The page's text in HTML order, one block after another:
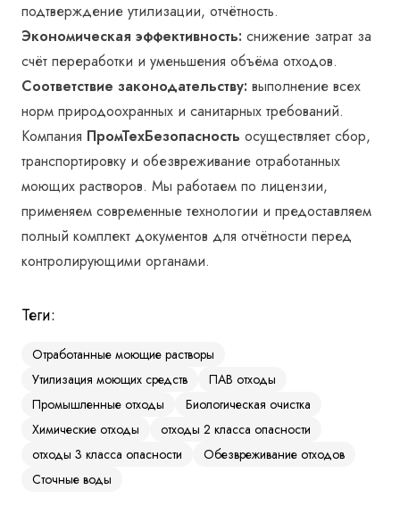
подтверждение утилизации, отчётность.
Экономическая эффективность: снижение затрат за
счёт переработки и уменьшения объёма отходов.
Соответствие законодательству: выполнение всех
норм природоохранных и санитарных требований.
Компания ПромТехБезопасность осуществляет сбор,
транспортировку и обезвреживание отработанных
моющих растворов. Мы работаем по лицензии,
применяем современные технологии и предоставляем
полный комплект документов для отчётности перед
контролирующими органами.
Теги:
Отработанные моющие растворы
Утилизация моющих средств
ПАВ отходы
Промышленные отходы
Биологическая очистка
Химические отходы
отходы 2 класса опасности
отходы 3 класса опасности
Обезвреживание отходов
Сточные воды